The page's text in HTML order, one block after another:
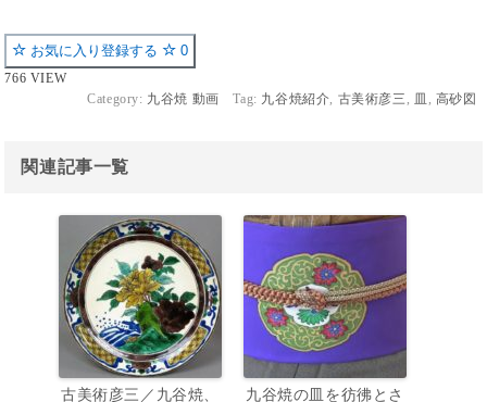
お気に入り登録する 0
766 VIEW
Category: 九谷焼 動画 Tag: 九谷焼紹介, 古美術彦三 , 皿 , 高砂図
関連記事一覧
古美術彦三／九谷焼、
九谷焼の皿を彷彿とさ